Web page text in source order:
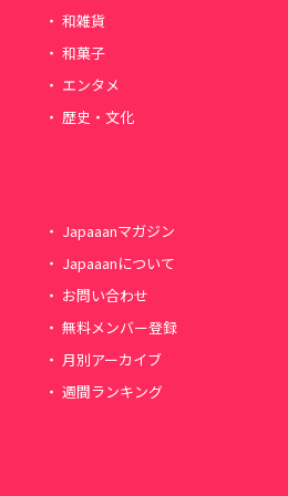
和雑貨
和菓子
エンタメ
歴史・文化
Japaaanマガジン
Japaaanについて
お問い合わせ
無料メンバー登録
月別アーカイブ
週間ランキング